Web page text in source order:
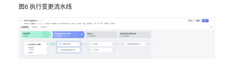
图6 执行变更流水线